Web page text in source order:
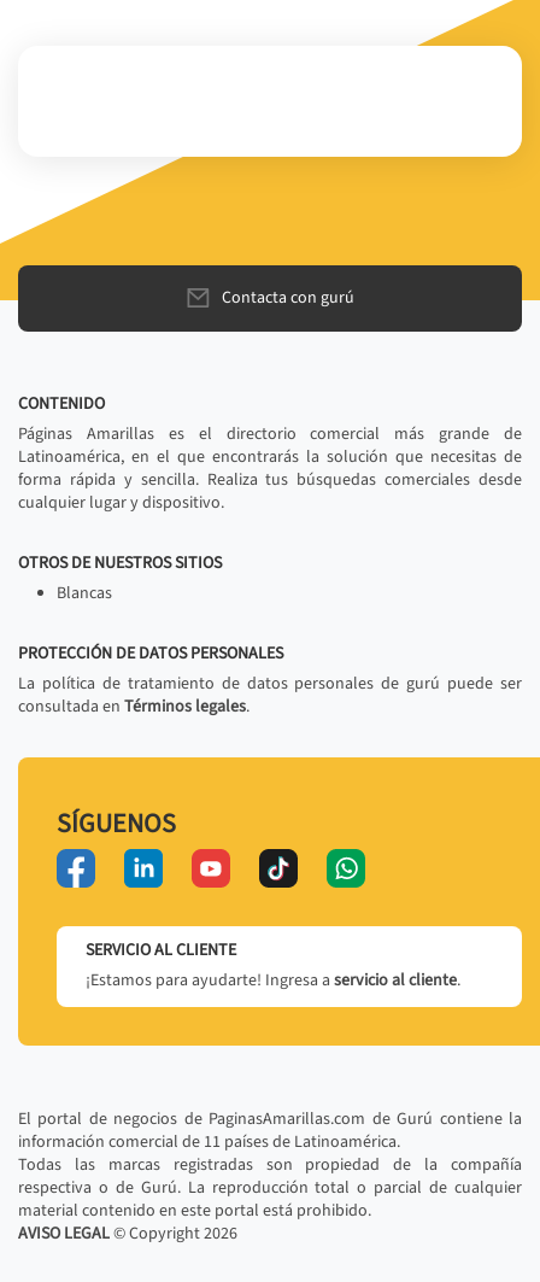
Contacta con gurú
CONTENIDO
Páginas Amarillas es el directorio comercial más grande de
Latinoamérica, en el que encontrarás la solución que necesitas de
forma rápida y sencilla. Realiza tus búsquedas comerciales desde
cualquier lugar y dispositivo.
OTROS DE NUESTROS SITIOS
Blancas
PROTECCIÓN DE DATOS PERSONALES
La política de tratamiento de datos personales de gurú puede ser
consultada en Términos legales.
SÍGUENOS
SERVICIO AL CLIENTE
¡Estamos para ayudarte! Ingresa a servicio al cliente.
El portal de negocios de PaginasAmarillas.com de Gurú contiene la
información comercial de 11 países de Latinoamérica.
Todas las marcas registradas son propiedad de la compañía
respectiva o de Gurú. La reproducción total o parcial de cualquier
material contenido en este portal está prohibido.
AVISO LEGAL© Copyright2026